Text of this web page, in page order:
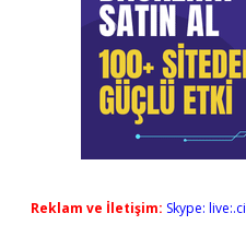
Reklam ve İletişim: Skype: